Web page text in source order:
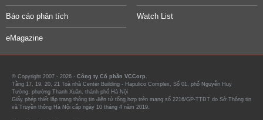
Báo cáo phân tích Watch List
eMagazine
© Copyright 2007 - 2026 - Công ty Cổ phần VCCorp.
Tầng 17, 19, 20, 21 Toà nhà Center Building - Hapulico Complex, Số 01, phố Nguyễn Huy
Tưởng, phường Thanh Xuân, thành phố Hà Nội
Giấy phép thiết lập trang thông tin điện tử tổng hợp trên mạng số 2216/GP-TTĐT do Sở Thông tin
và Truyền thông Hà Nội cấp ngày 10 tháng 4 năm 2019.